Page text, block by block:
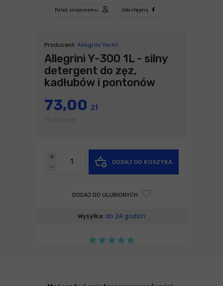
Poleć znajomemu Udostępnij
Producent: Allegrini Yacht
Allegrini Y-300 1L - silny
detergent do zęz,
kadłubów i pontonów
73,00 zł
-
+
DODAJ DO KOSZYKA
DODAJ DO ULUBIONYCH
Wysyłka: do 24 godzin